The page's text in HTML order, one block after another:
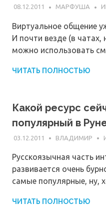
08.12.2011 МАРФУША
Виртуальное общение
И почти везде (в чатах,
можно использовать
ЧИТАТЬ ПОЛНОСТЬЮ
Какой ресурс
популярный в
03.12.2011 ВЛАДИМИР
Русскоязычная часть
развивается очень
самые популярные, ну,
ЧИТАТЬ ПОЛНОСТЬЮ